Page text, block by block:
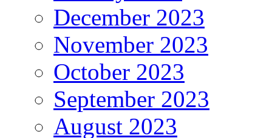
December 2023
November 2023
October 2023
September 2023
August 2023